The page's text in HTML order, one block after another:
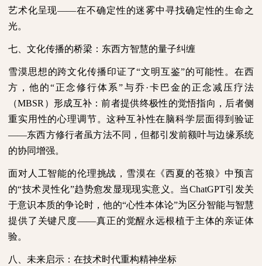
艺术化呈现——在不确定性的迷雾中寻找确定性的生命之
光。
七、文化传播的桥梁：东西方智慧的量子纠缠
雪漠思想的跨文化传播印证了“文明互鉴”的可能性。在西
方，他的“正念修行体系”与乔·卡巴金的正念减压疗法
（MBSR ）形成互补：前者提供终极性的觉悟指向，后者侧
重实用性的心理调节。这种互补性在脑科学层面得到验证
——东西方修行者虽方法不同，但都引发前额叶与边缘系统
的协同增强。
面对人工智能的伦理挑战，雪漠在《西夏的苍狼》中预言
的“技术灵性化”趋势愈发显现现实意义。当ChatGPT引发关
于意识本质的争论时，他的“心性本体论”为区分智能与智慧
提供了关键尺度——真正的觉醒永远根植于主体的亲证体
验。
八、未来启示：在技术时代重构精神坐标